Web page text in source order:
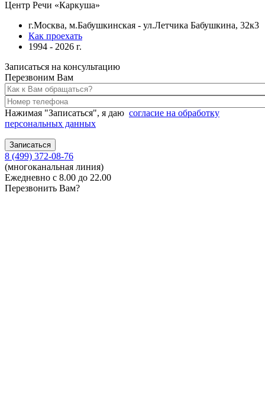
Центр Речи «Каркуша»
г.Москва, м.Бабушкинская - ул.Летчика Бабушкина, 32к3
Как проехать
1994 - 2026 г.
Записаться на консультацию
Перезвоним Вам
Нажимая "Записаться", я даю согласие на обработку
персональных данных
8 (499) 372-08-76
(многоканальная линия)
Ежедневно с 8.00 до 22.00
Перезвонить Вам?